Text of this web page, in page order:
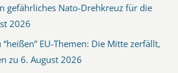
gefährliches Nato-Drehkreuz für die
2026
EU-Themen: Die Mitte zerfällt,
zu 6. August 2026